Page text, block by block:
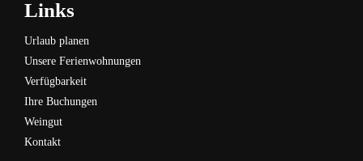
Links
Urlaub planen
Unsere Ferienwohnungen
Verfügbarkeit
Ihre Buchungen
Weingut
Kontakt